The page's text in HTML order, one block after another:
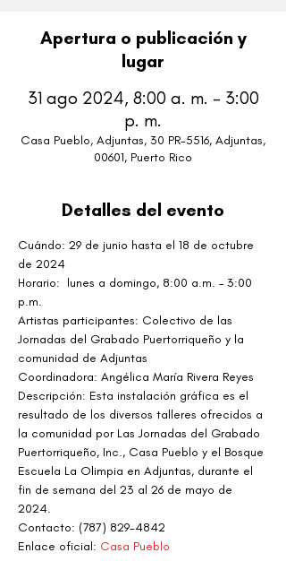
Apertura o publicación y
lugar
31 ago 2024, 8:00 a. m. – 3:00
p. m.
Casa Pueblo, Adjuntas, 30 PR-5516, Adjuntas,
00601, Puerto Rico
Detalles del evento
Cuándo: 29 de junio hasta el 18 de octubre
de 2024
Horario:  lunes a domingo, 8:00 a.m. – 3:00
p.m.
Artistas participantes: Colectivo de las
Jornadas del Grabado Puertorriqueño y la
comunidad de Adjuntas
Coordinadora: Angélica María Rivera Reyes
Descripción: Esta instalación gráfica es el
resultado de los diversos talleres ofrecidos a
la comunidad por Las Jornadas del Grabado
Puertorriqueño, Inc., Casa Pueblo y el Bosque
Escuela La Olimpia en Adjuntas, durante el
fin de semana del 23 al 26 de mayo de
2024.
Contacto: (787) 829-4842
Enlace oficial: Casa Pueblo